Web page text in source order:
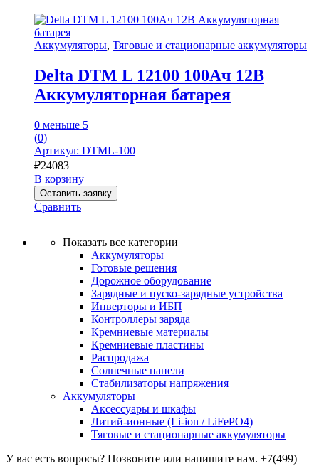
Аккумуляторы, Тяговые и стационарные аккумуляторы
Delta DTM L 12100 100Ач 12В
Аккумуляторная батарея
0 меньше 5
(0)
Артикул: DTML-100
₽24083
В корзину
Оставить заявку
Сравнить
Показать все категории
Аккумуляторы
Готовые решения
Дорожное оборудование
Зарядные и пуско-зарядные устройства
Инверторы и ИБП
Контроллеры заряда
Кремниевые материалы
Кремниевые пластины
Распродажа
Солнечные панели
Стабилизаторы напряжения
Аккумуляторы
Аксессуары и шкафы
Литий-ионные (Li-ion / LiFePO4)
Тяговые и стационарные аккумуляторы
У вас есть вопросы? Позвоните или напишите нам. +7(499)